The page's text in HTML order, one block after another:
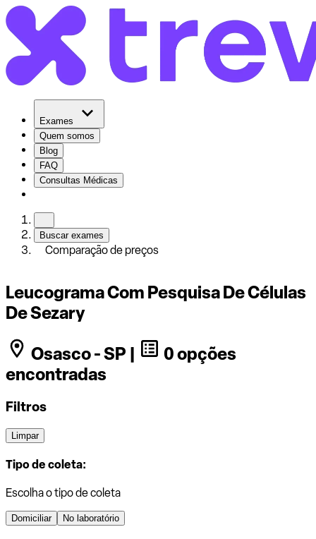
Exames
Quem somos
Blog
FAQ
Consultas Médicas
Buscar exames
Comparação de preços
Leucograma Com Pesquisa De Células
De Sezary
Osasco - SP |
0 opções
encontradas
Filtros
Limpar
Tipo de coleta:
Escolha o tipo de coleta
Domiciliar No laboratório